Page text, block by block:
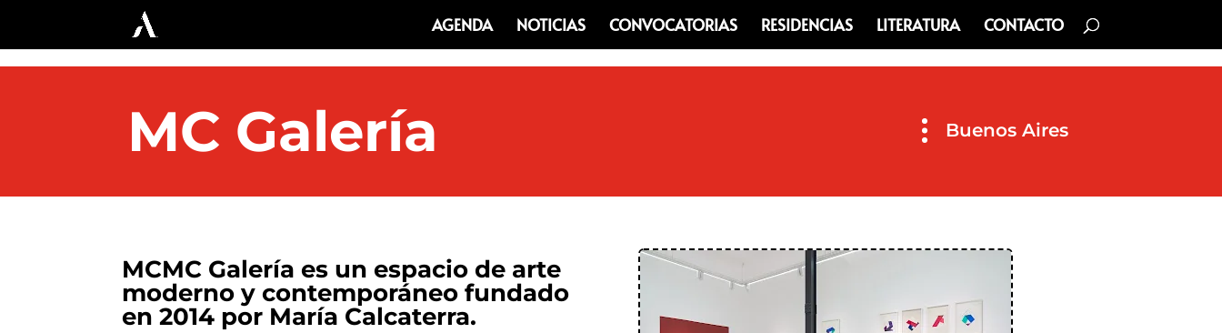
AGENDA NOTICIAS CONVOCATORIAS RESIDENCIAS LITERATURA CONTACTO
MC Galería Buenos Aires
MCMC Galería es un espacio de arte
moderno y contemporáneo fundado
en 2014 por María Calcaterra.